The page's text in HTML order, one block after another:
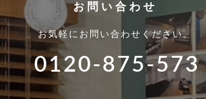
お問い合わせ
お気軽にお問い合わせください。
0120-875-573